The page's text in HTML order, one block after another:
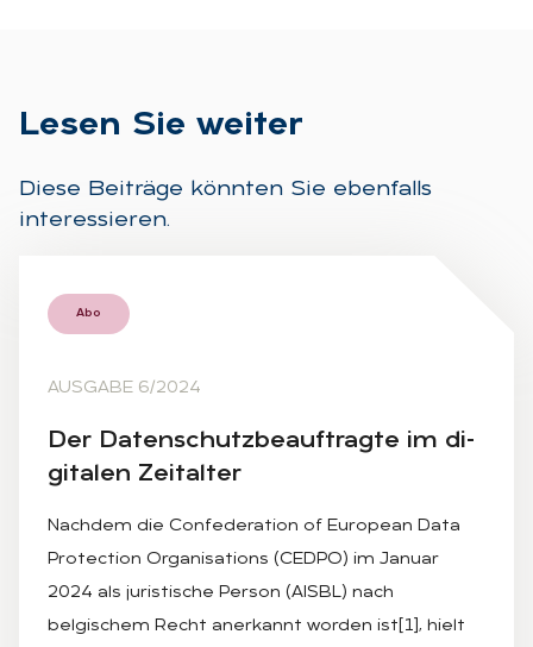
Le­sen Sie wei­ter
Diese Beiträge könnten Sie ebenfalls
interessieren.
Abo
AUSGABE 6/2024
Der Da­ten­schutz­be­auf­trag­te im di­
gi­ta­len Zeit­al­ter
Nachdem die Confederation of European Data
Protection Organisations (CEDPO) im Januar
2024 als juristische Person (AISBL) nach
belgischem Recht anerkannt worden ist[1], hielt